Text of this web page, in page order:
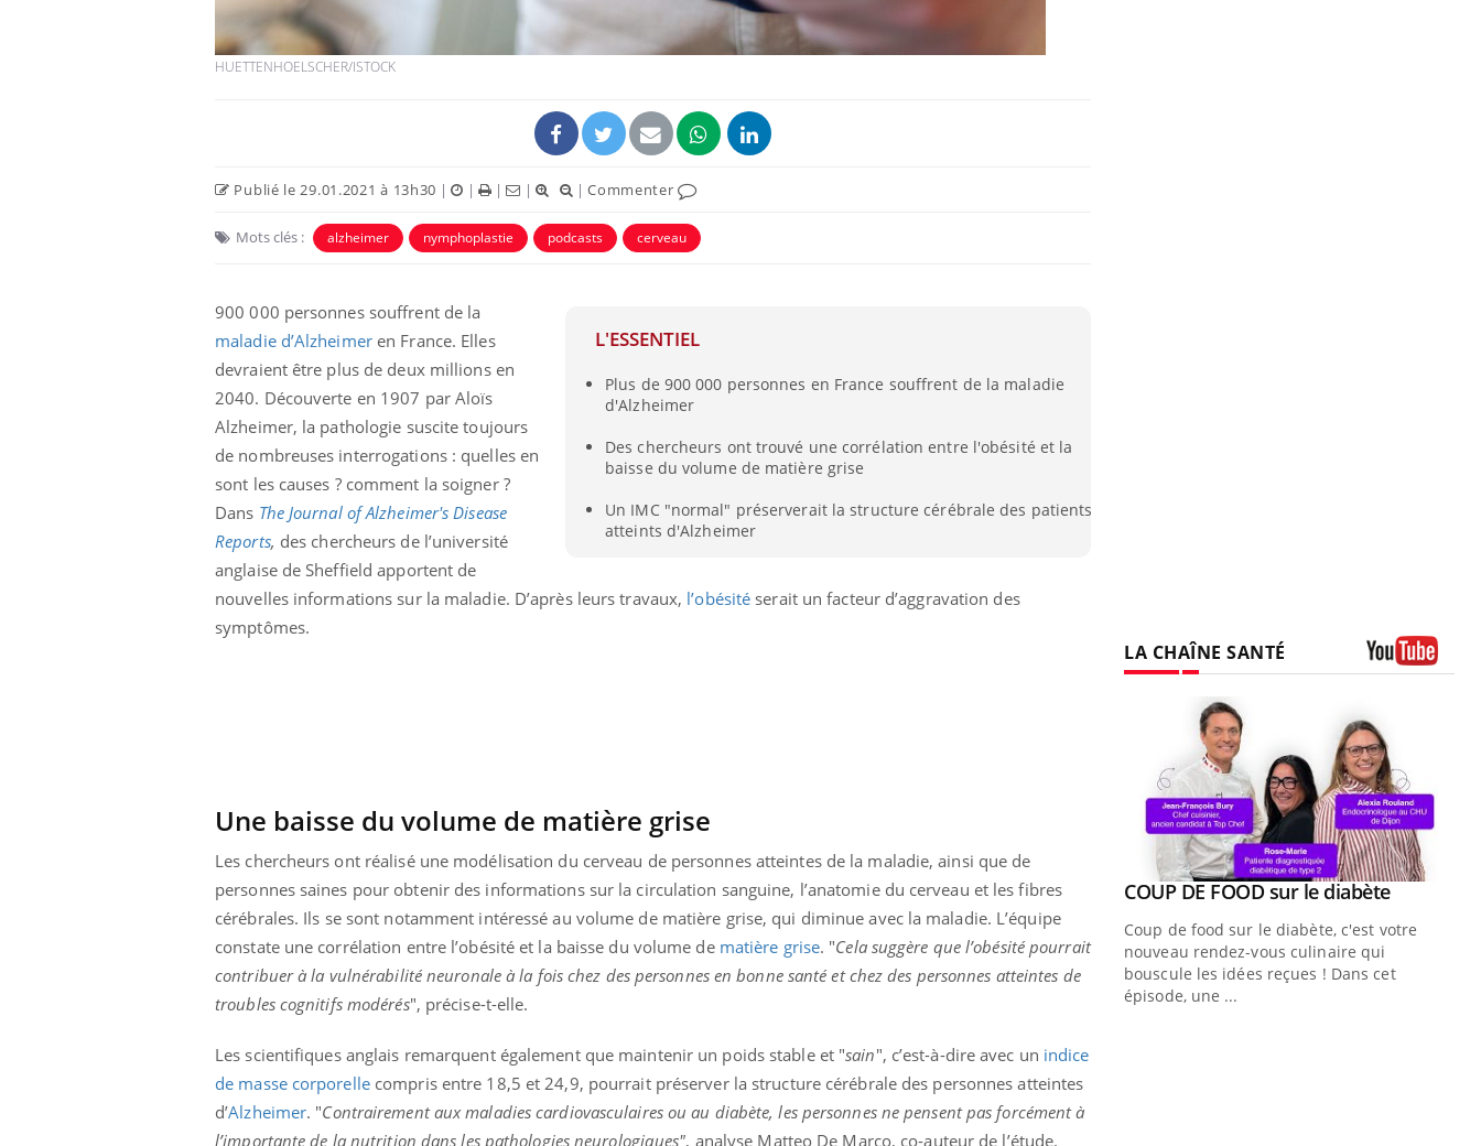
HUETTENHOELSCHER/ISTOCK
Publié le 29.01.2021 à 13h30 | | | | |Commenter
Mots clés : alzheimer nymphoplastie podcasts cerveau
L'ESSENTIEL
Plus de 900 000 personnes en France souffrent de la maladie
d'Alzheimer
Des chercheurs ont trouvé une corrélation entre l'obésité et la
baisse du volume de matière grise
Un IMC "normal" préserverait la structure cérébrale des patients
atteints d'Alzheimer
900 000 personnes souffrent de la
maladie d’Alzheimeren France. Elles
devraient être plus de deux millions en
2040. Découverte en 1907 par Aloïs
Alzheimer, la pathologie suscite toujours
de nombreuses interrogations : quelles en
sont les causes ? comment la soigner ?
Dans The Journal of Alzheimer's Disease
Reports, des chercheurs de l’université
anglaise de Sheffield apportent de
nouvelles informations sur la maladie. D’après leurs travaux, l’obésité serait un facteur d’aggravation des
symptômes.
Une baisse du volume de matière grise
Les chercheurs ont réalisé une modélisation du cerveau de personnes atteintes de la maladie, ainsi que de
personnes saines pour obtenir des informations sur la circulation sanguine, l’anatomie du cerveau et les fibres
cérébrales. Ils se sont notamment intéressé au volume de matière grise, qui diminue avec la maladie. L’équipe
constate une corrélation entre l’obésité et la baisse du volume de matière grise. "Cela suggère que l’obésité pourrait
contribuer à la vulnérabilité neuronale à la fois chez des personnes en bonne santé et chez des personnes atteintes de
troubles cognitifs modérés", précise-t-elle.
Les scientifiques anglais remarquent également que maintenir un poids stable et "sain", c’est-à-dire avec un indice
de masse corporellecompris entre 18,5 et 24,9, pourrait préserver la structure cérébrale des personnes atteintes
d’Alzheimer. "Contrairement aux maladies cardiovasculaires ou au diabète, les personnes ne pensent pas forcément à
l’importante de la nutrition dans les pathologies neurologiques", analyse Matteo De Marco, co-auteur de l’étude.
LA CHAÎNE SANTÉ
Eczéma Chronique des Mains : se
préparer pour l’été !Youtube
L'été arrive… et avec lui, un tout nouveau
rythme de vie ! Vacances, plage, piscine,
soleil, activités en plein air… Nos mains
Youtube
Diabète & Ramadan 2026Youtube
Le Ramadan approche, et, pour de
nombreuses personnes atteintes de
diabète, c'est une période de questions, de
défis, mais ...
Youtube
Un « jumeau numérique » pour
faciliter l’accès à la médecine
préventiveYoutube
Un établissement lié à un groupe
Youtube
COUP DE FOOD sur le diabèteYoutube
Coup de food sur le diabète, c'est votre
nouveau rendez-vous culinaire qui
bouscule les idées reçues ! Dans cet
épisode, une ...